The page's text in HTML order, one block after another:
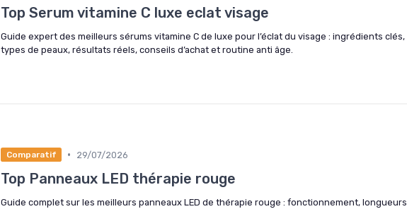
Top Serum vitamine C luxe eclat visage
Guide expert des meilleurs sérums vitamine C de luxe pour l’éclat du visage : ingrédients clés,
types de peaux, résultats réels, conseils d’achat et routine anti âge.
Comparatif • 29/07/2026
Top Panneaux LED thérapie rouge
Guide complet sur les meilleurs panneaux LED de thérapie rouge : fonctionnement, longueurs